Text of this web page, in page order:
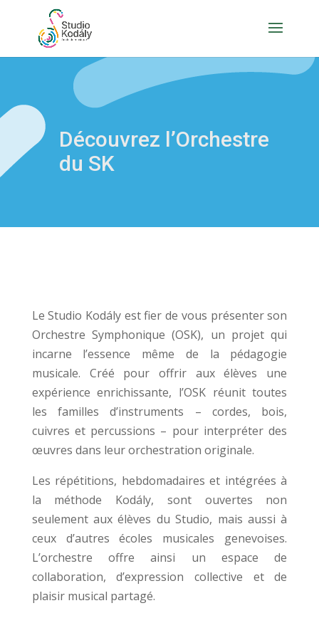
Découvrez l’Orchestre
du SK
Le Studio Kodály est fier de vous présenter son
Orchestre Symphonique (OSK), un projet qui
incarne l’essence même de la pédagogie
musicale. Créé pour offrir aux élèves une
expérience enrichissante, l’OSK réunit toutes
les familles d’instruments – cordes, bois,
cuivres et percussions – pour interpréter des
œuvres dans leur orchestration originale.
Les répétitions, hebdomadaires et intégrées à
la méthode Kodály, sont ouvertes non
seulement aux élèves du Studio, mais aussi à
ceux d’autres écoles musicales genevoises.
L’orchestre offre ainsi un espace de
collaboration, d’expression collective et de
plaisir musical partagé.